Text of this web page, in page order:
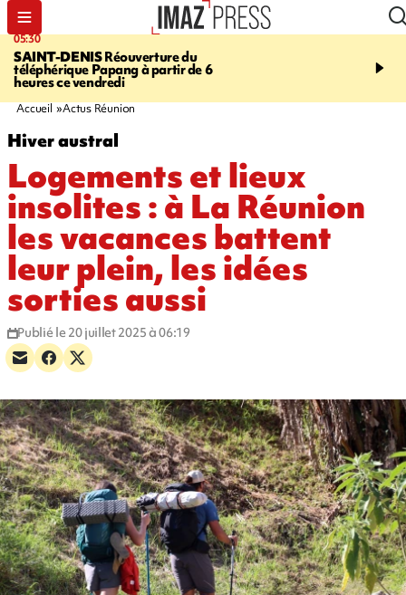
05:30
SAINT-DENISRéouverture du
téléphérique Papang à partir de 6
heures ce vendredi
07:00
Un vendredi
Accueil Actus Réunion
Hiver austral
Logements et lieux
insolites : à La Réunion
les vacances battent
leur plein, les idées
sorties aussi
Publié le 20 juillet 2025 à 06:19